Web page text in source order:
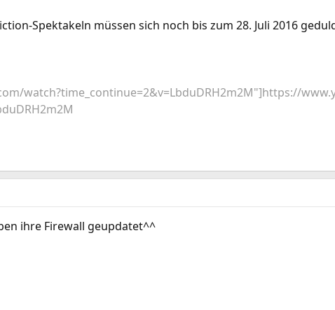
Spektakeln müssen sich noch bis zum 28. Juli 2016
watch?time_continue=2&v=LbduDRH2m2M"]https://
ihre Firewall geupdatet^^